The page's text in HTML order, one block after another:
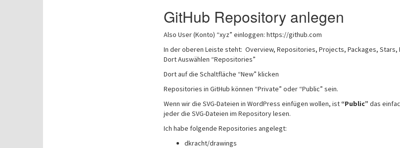
GitHub Repository anlegen
Also User (Konto) “xyz” einloggen: https://github.com
In der oberen Leiste steht: Overview, Repositories, Projects, Packages, Stars,
Dort Auswählen “Repositories”
Dort auf die Schaltfläche “New” klicken
Repositories in GitHub können “Private” oder “Public” sein.
Wenn wir die SVG-Dateien in WordPress einfügen wollen, ist “Public” das
jeder die SVG-Dateien im Repository lesen.
Ich habe folgende Repositories angelegt:
dkracht/drawings